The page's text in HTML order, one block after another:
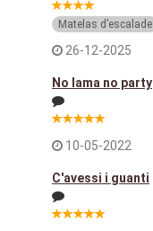
Matelas d’escalade
26-12-2025
No lama no party
10-05-2022
C'avessi i guanti